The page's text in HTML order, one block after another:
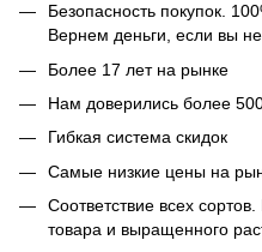
Безопасность покупок.
Вернем деньги, если вы
Более 17 лет на рынке
Нам доверились более
Гибкая система скидок
Самые низкие цены на
Соответствие всех
товара и выращенного